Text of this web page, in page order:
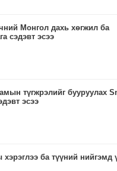
Монгол дахь хөгжил ба
сэдэвт эсээ
түгжрэлийг бууруулах
эсээ
ба түүний нийгэмд